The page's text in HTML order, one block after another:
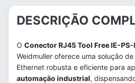
DESCRIÇÃO
O Conector RJ45 Tool Free IE-
Weidmuller oferece uma solução
Ethernet robusta e eficiente para
automação industrial,